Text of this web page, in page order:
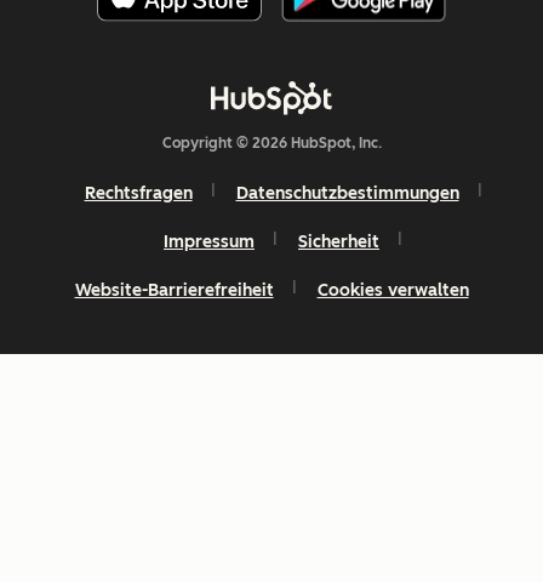
Copyright © 2026 HubSpot, Inc.
Rechtsfragen Datenschutzbestimmungen
Impressum Sicherheit
Website-Barrierefreiheit Cookies verwalten